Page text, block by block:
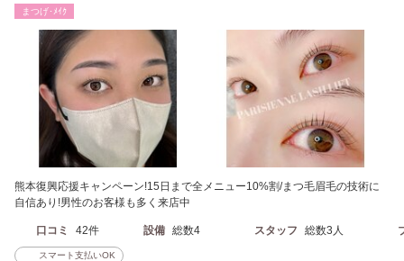
まつげ･ﾒｲｸ
熊本復興応援キャンペーン!15日まで全メニュー10%割/まつ毛眉毛の技術に
自信あり!男性のお客様も多く来店中
口コミ 42件 設備 総数4 スタッフ 総数3人
スマート支払いOK